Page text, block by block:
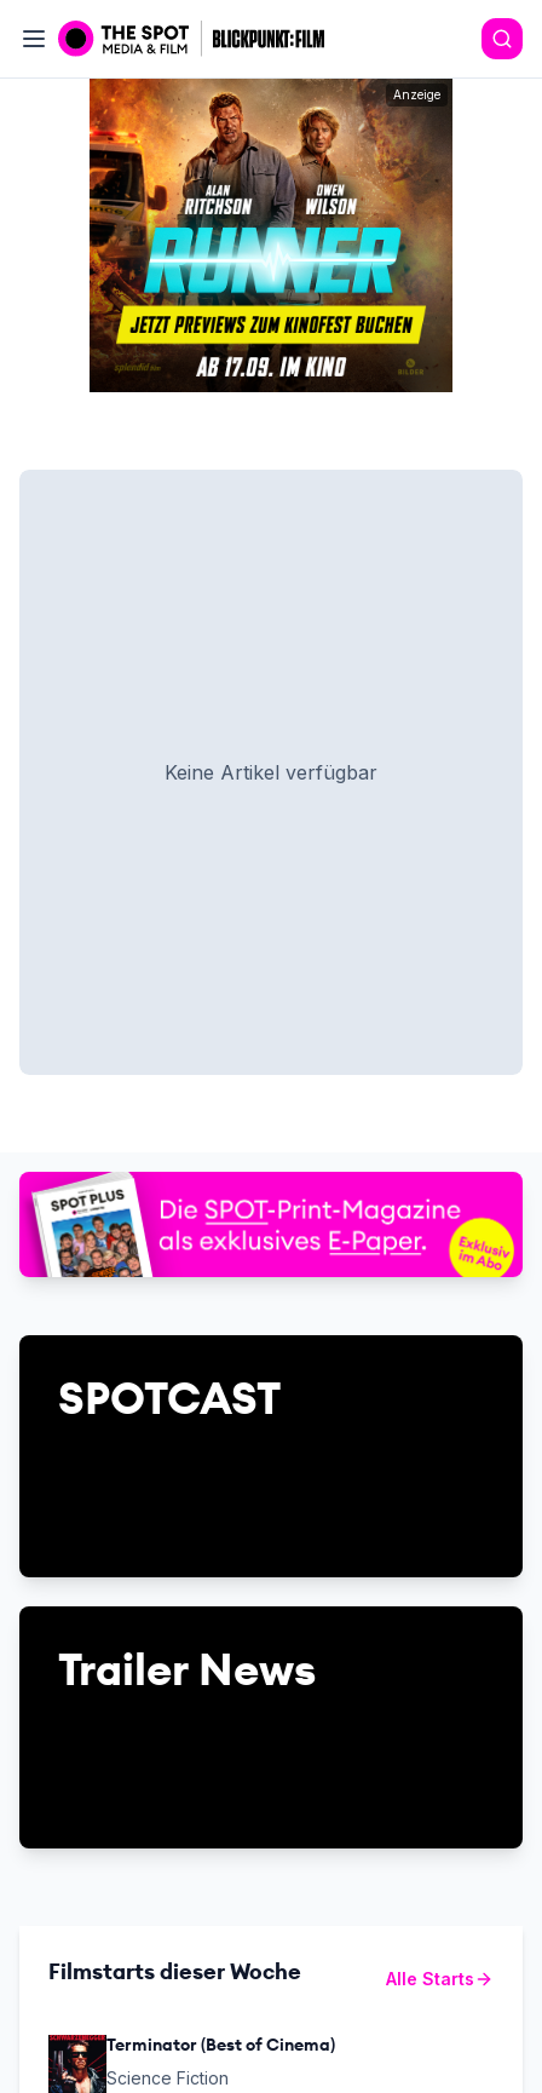
Anzeige
Keine Artikel verfügbar
SPOTCAST
Trailer News
Filmstarts dieser Woche Alle Starts
Terminator (Best of Cinema)
Science Fiction